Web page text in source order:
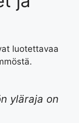
luotettavaa
yläraja on